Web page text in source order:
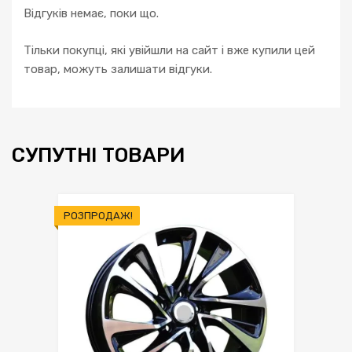
Відгуків немає, поки що.
Тільки покупці, які увійшли на сайт і вже купили цей
товар, можуть залишати відгуки.
СУПУТНІ ТОВАРИ
РОЗПРОДАЖ!